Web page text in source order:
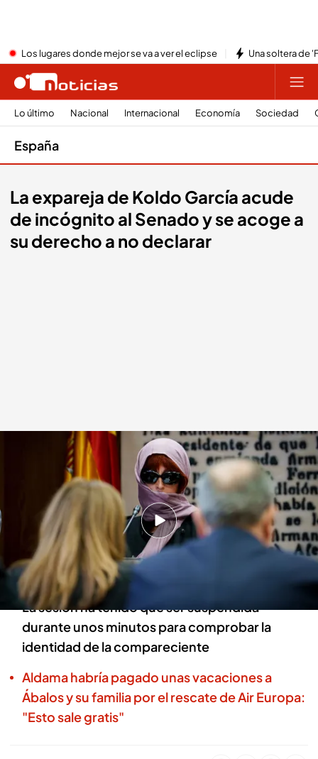
Los lugares donde mejor se va a ver el eclipse Una soltera de
Lo último Nacional Internacional Economía Sociedad
España
La expareja de Koldo García acude
de incógnito al Senado y se acoge a
su derecho a no declarar
Desconcierto en la comisión de investigación ante el atuendo de Patricia
Redacción digital Noticias Cuatro Europa Press
10 ABR 2025 - 15:23h.
El atuendo de Patricia Úriz ha generado gran
desconcierto entre los senadores que
participaban en la comisión
La sesión ha tenido que ser suspendida
durante unos minutos para comprobar la
identidad de la compareciente
Aldama habría pagado unas vacaciones a
Ábalos y su familia por el rescate de Air Europa:
"Esto sale gratis"